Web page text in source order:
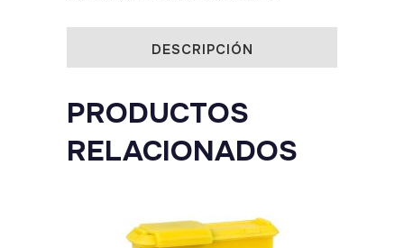
DESCRIPCIÓN
PRODUCTOS
RELACIONADOS